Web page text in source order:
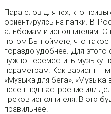
Пара слов для тех, кто
ориентируясь на папки. В
альбомам и исполнителям.
потом Вы поймете, что
гораздо удобнее. Для этого
нужно переместить музыку
параметрам. Как вариант –
«Музыка для бега»,
песен под настроение или
треков исполнителя. B это
правильнее.